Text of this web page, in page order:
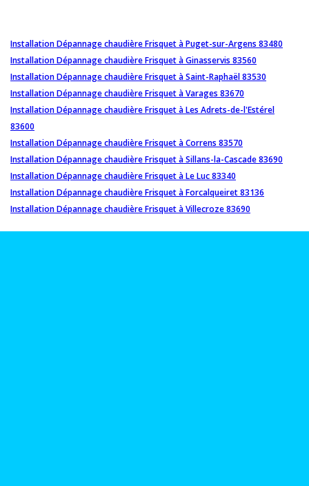
Installation Dépannage chaudière Frisquet à Puget-sur-Argens 83480
Installation Dépannage chaudière Frisquet à Ginasservis 83560
Installation Dépannage chaudière Frisquet à Saint-Raphaël 83530
Installation Dépannage chaudière Frisquet à Varages 83670
Installation Dépannage chaudière Frisquet à Les Adrets-de-l'Estérel
83600
Installation Dépannage chaudière Frisquet à Correns 83570
Installation Dépannage chaudière Frisquet à Sillans-la-Cascade 83690
Installation Dépannage chaudière Frisquet à Le Luc 83340
Installation Dépannage chaudière Frisquet à Forcalqueiret 83136
Installation Dépannage chaudière Frisquet à Villecroze 83690